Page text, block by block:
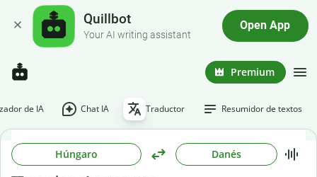
Quillbot
Your AI writing assistant
Open App
Premium
de IA Chat IA Traductor Resumidor de textos
Húngaro Danés